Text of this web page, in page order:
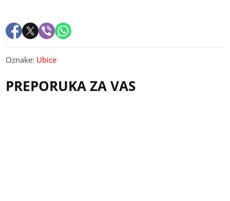
Oznake: Ubice
PREPORUKA ZA VAS